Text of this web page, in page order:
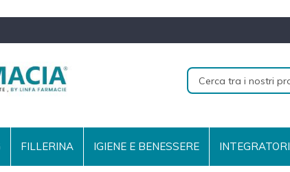
FILLERINA IGIENE E BENESSERE INTEGRATORI